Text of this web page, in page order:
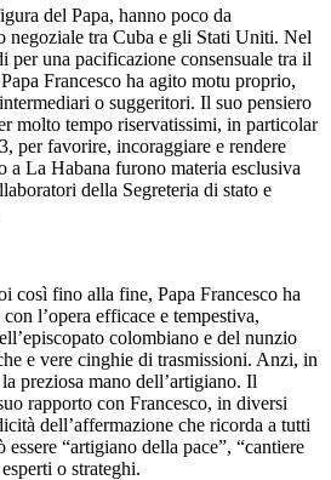
del Papa, hanno poco da
negoziale tra Cuba e gli Stati Uniti. Nel
per una pacificazione consensuale tra il
Francesco ha agito motu proprio,
o suggeritori. Il suo pensiero
molto tempo riservatissimi, in particolar
per favorire, incoraggiare e rendere
a La Habana furono materia esclusiva
della Segreteria di stato e
così fino alla fine, Papa Francesco ha
l’opera efficace e tempestiva,
colombiano e del nunzio
e vere cinghie di trasmissioni. Anzi, in
preziosa mano dell’artigiano. Il
rapporto con Francesco, in diversi
dell’affermazione che ricorda a tutti
“artigiano della pace”, “cantiere
o strateghi.